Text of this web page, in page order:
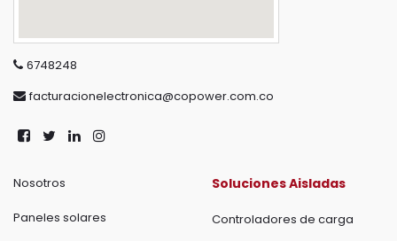
6748248
facturacionelectronica@copower.com.co
Nosotros
Paneles solares
Soluciones Aisladas
Controladores de carga